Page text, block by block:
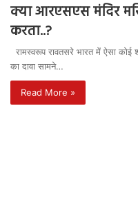
क्या आरएसएस मंदिर
करता..?
रामस्वरूप रावतसरे भारत में ऐसा कोई
का दावा सामने…
Read More »